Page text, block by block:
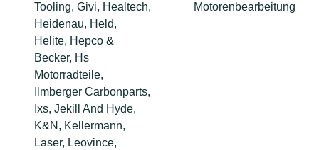
Tooling, Givi, Healtech,
Heidenau, Held,
Helite, Hepco &
Becker, Hs
Motorradteile,
Ilmberger Carbonparts,
Ixs, Jekill And Hyde,
K&N, Kellermann,
Laser, Leovince,
Motorenbearbeitung